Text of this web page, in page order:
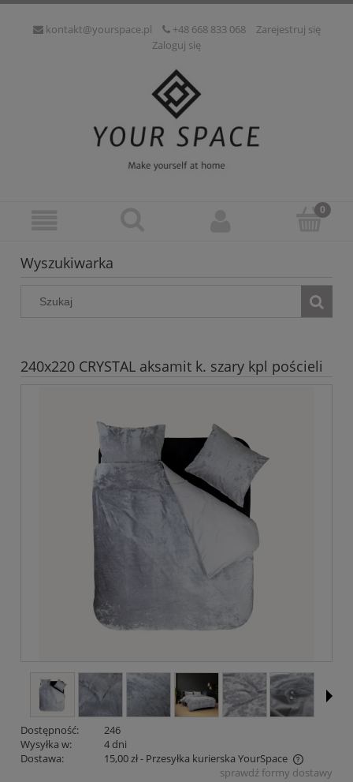
kontakt@yourspace.pl +48 668 833 068
Zarejestruj się
Zaloguj się
Wyszukiwarka
240x220 CRYSTAL aksamit k. szary kpl pościeli
Dostępność:
246
Wysyłka w:
4 dni
Dostawa:
15,00 zł- Przesyłka kurierska YourSpace
Cena nie zawiera ewentualnych kosztów płatnościsprawdź formy dostawy